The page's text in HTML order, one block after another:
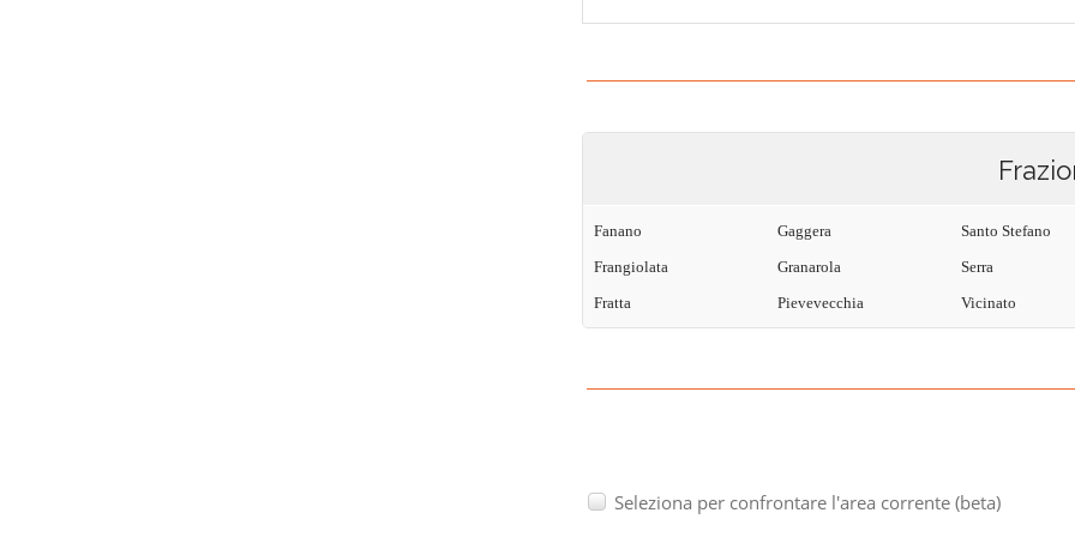
Fanano
Frangiolata
Fratta
Gaggera
Granarola
Pievevecchia
Santo Stefano
Serra
Vicinato
Seleziona per confrontare l'area corrente (beta)